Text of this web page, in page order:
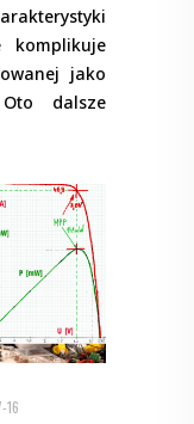
komplikuje
jako
Oto dalsze
16